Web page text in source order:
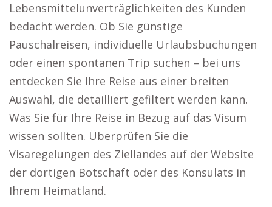
Lebensmittelunverträglichkeiten des Kunden
bedacht werden. Ob Sie günstige
Pauschalreisen, individuelle Urlaubsbuchungen
oder einen spontanen Trip suchen – bei uns
entdecken Sie Ihre Reise aus einer breiten
Auswahl, die detailliert gefiltert werden kann.
Was Sie für Ihre Reise in Bezug auf das Visum
wissen sollten. Überprüfen Sie die
Visaregelungen des Ziellandes auf der Website
der dortigen Botschaft oder des Konsulats in
Ihrem Heimatland.